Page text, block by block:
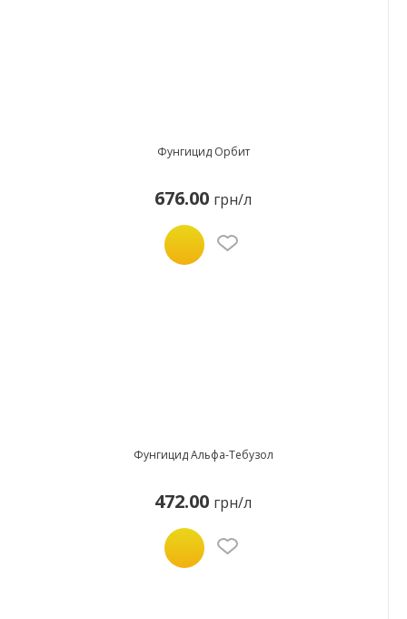
Фунгицид Орбит
676.00 грн/л
Фунгицид Альфа-Тебузол
472.00 грн/л